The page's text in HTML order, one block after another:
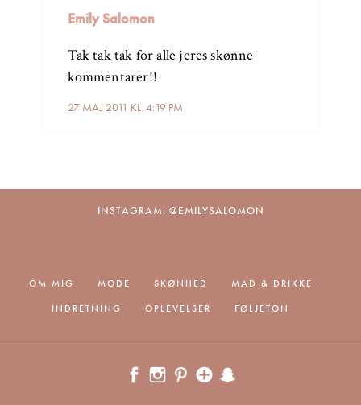
Emily Salomon
27 MAJ 2011 KL. 4:19 PM
Tak tak tak for alle jeres skønne
kommentarer!!
INSTAGRAM: @EMILYSALOMON
OM MIG MODE SKØNHED
MAD & DRIKKE
INDRETNING
OPLEVELSER FØLJETON